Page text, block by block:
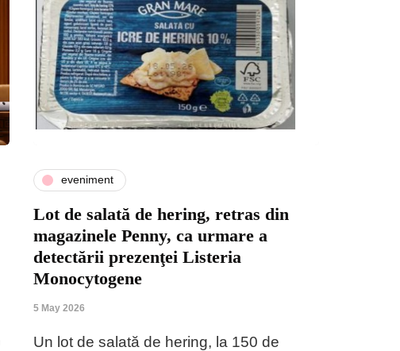
eveniment
Lot de salată de hering, retras din
magazinele Penny, ca urmare a
detectării prezenţei Listeria
Monocytogene
5 May 2026
Un lot de salată de hering, la 150 de